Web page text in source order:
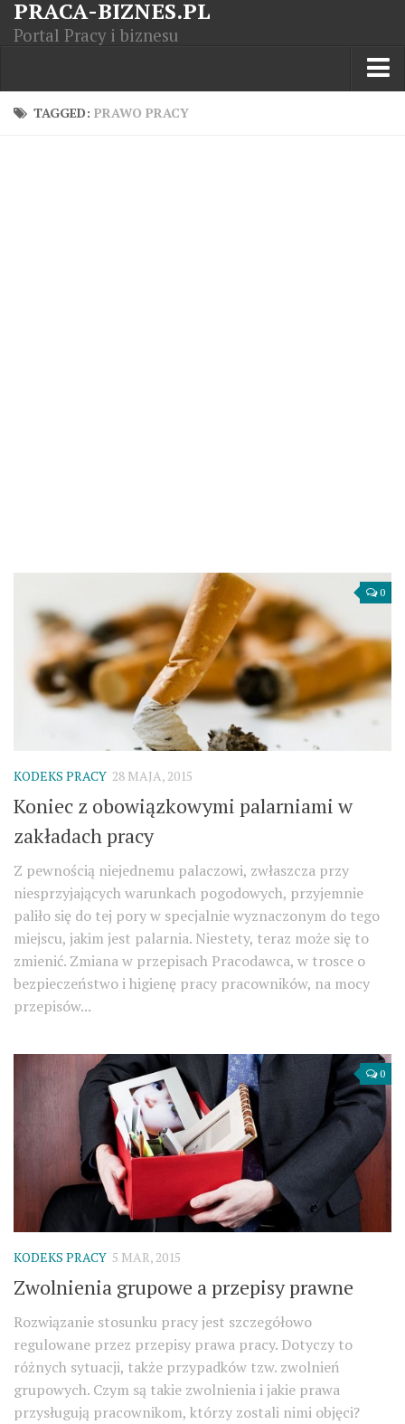
PRACA-BIZNES.PL
Portal Pracy i biznesu
Praca w kraju
TAGGED: PRAWO PRACY
0
KODEKS PRACY 28 MAJA, 2015
Koniec z obowiązkowymi palarniami w
zakładach pracy
Z pewnością niejednemu palaczowi, zwłaszcza przy
niesprzyjających warunkach pogodowych, przyjemnie
paliło się do tej pory w specjalnie wyznaczonym do tego
miejscu, jakim jest palarnia. Niestety, teraz może się to
zmienić. Zmiana w przepisach Pracodawca, w trosce o
bezpieczeństwo i higienę pracy pracowników, na mocy
przepisów...
0
KODEKS PRACY 5 MAR, 2015
Zwolnienia grupowe a przepisy prawne
Rozwiązanie stosunku pracy jest szczegółowo
regulowane przez przepisy prawa pracy. Dotyczy to
różnych sytuacji, także przypadków tzw. zwolnień
grupowych. Czym są takie zwolnienia i jakie prawa
przysługują pracownikom, którzy zostali nimi objęci?